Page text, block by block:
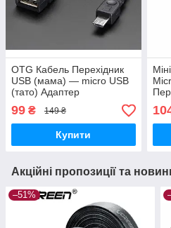
OTG Кабель Перехідник
USB (мама) — micro USB
(тато) Адаптер
99 ₴ 149 ₴
Купити
Акційні пропозиції та
–51%